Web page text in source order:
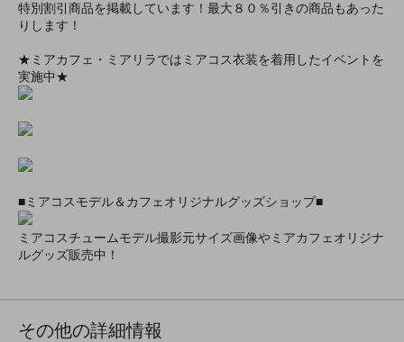
特別割引商品を掲載しています！最大８０％引きの商品もあった
りします！
★ミアカフェ・ミアリラではミアコス衣装を着用したイベントを
実施中★
■ミアコスモデル＆カフェオリジナルグッズショップ■
ミアコスチュームモデル撮影元サイズ画像やミアカフェオリジナ
ルグッズ販売中！
その他の詳細情報